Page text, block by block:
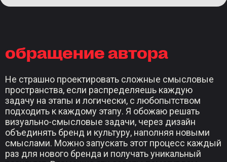
обращение автора
Не страшно проектировать сложные смысловые
пространства, если распределяешь каждую
задачу на этапы и логически, с любопытством
подходить к каждому этапу. Я обожаю решать
визуально-смысловые задачи, через дизайн
объединять бренд и культуру, наполняя новыми
смыслами. Можно запускать этот процесс каждый
раз для нового бренда и получать уникальный